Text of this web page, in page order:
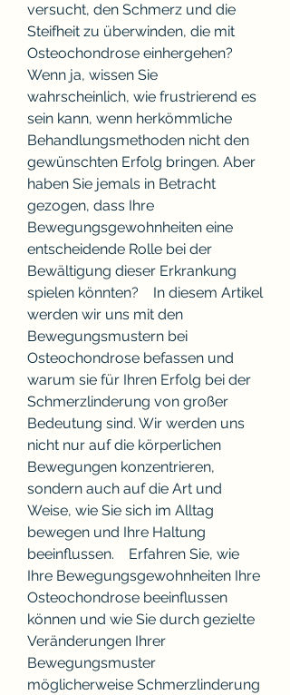
versucht, den Schmerz und die
Steifheit zu überwinden, die mit
Osteochondrose einhergehen?
Wenn ja, wissen Sie
wahrscheinlich, wie frustrierend es
sein kann, wenn herkömmliche
Behandlungsmethoden nicht den
gewünschten Erfolg bringen. Aber
haben Sie jemals in Betracht
gezogen, dass Ihre
Bewegungsgewohnheiten eine
entscheidende Rolle bei der
Bewältigung dieser Erkrankung
spielen könnten?    In diesem Artikel
werden wir uns mit den
Bewegungsmustern bei
Osteochondrose befassen und
warum sie für Ihren Erfolg bei der
Schmerzlinderung von großer
Bedeutung sind. Wir werden uns
nicht nur auf die körperlichen
Bewegungen konzentrieren,
sondern auch auf die Art und
Weise, wie Sie sich im Alltag
bewegen und Ihre Haltung
beeinflussen.    Erfahren Sie, wie
Ihre Bewegungsgewohnheiten Ihre
Osteochondrose beeinflussen
können und wie Sie durch gezielte
Veränderungen Ihrer
Bewegungsmuster
möglicherweise Schmerzlinderung